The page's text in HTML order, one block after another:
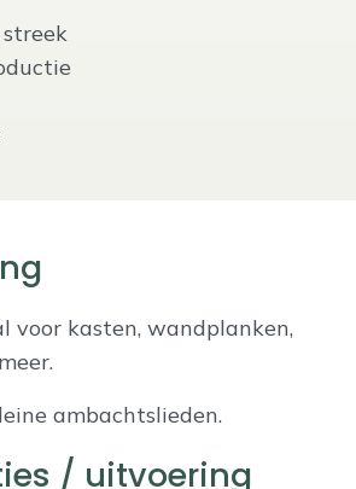
voor kasten, wandplanken,
ambachtslieden.
/ uitvoering